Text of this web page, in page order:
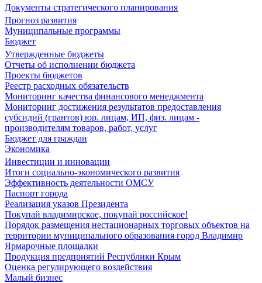
Документы стратегического планирования
Прогноз развития
Муниципальные программы
Бюджет
Утвержденные бюджеты
Отчеты об исполнении бюджета
Проекты бюджетов
Реестр расходных обязательств
Мониторинг качества финансового менеджмента
Мониторинг достижения результатов предоставления
субсидий (грантов) юр. лицам, ИП, физ. лицам -
производителям товаров, работ, услуг
Бюджет для граждан
Экономика
Инвестиции и инновации
Итоги социально-экономического развития
Эффективность деятельности ОМСУ
Паспорт города
Реализация указов Президента
Покупай владимирское, покупай российское!
Порядок размещения нестационарных торговых объектов на
территории муниципального образования город Владимир
Ярмарочные площадки
Продукция предприятий Республики Крым
Оценка регулирующего воздействия
Малый бизнес